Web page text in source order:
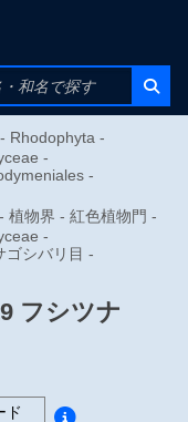
Rhodophyta -
-
-
植物界 - 紅色植物門 -
-
ゴシバリ目 -
フシツナ
ド